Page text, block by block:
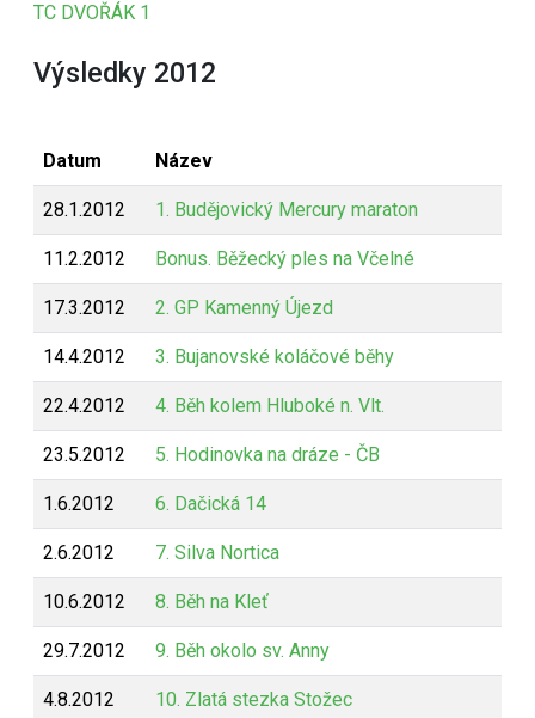
TC DVOŘÁK 1
Výsledky 2012
Datum Název
28.1.2012 1. Budějovický Mercury maraton
11.2.2012 Bonus. Běžecký ples na Včelné
17.3.2012 2. GP Kamenný Újezd
14.4.2012 3. Bujanovské koláčové běhy
22.4.2012 4. Běh kolem Hluboké n. Vlt.
23.5.2012 5. Hodinovka na dráze - ČB
1.6.2012 6. Dačická 14
2.6.2012 7. Silva Nortica
10.6.2012 8. Běh na Kleť
29.7.2012 9. Běh okolo sv. Anny
4.8.2012 10. Zlatá stezka Stožec